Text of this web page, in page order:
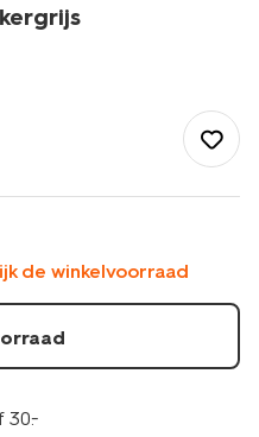
de winkelvoorraad
30.-